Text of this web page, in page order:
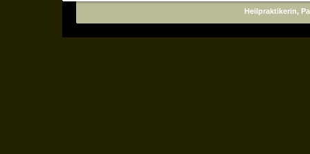
Heilpraktikerin,